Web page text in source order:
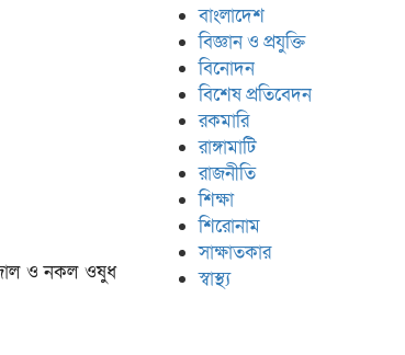
ও নকল ওষুধ
বাংলাদেশ
বিজ্ঞান ও প্রযুক্তি
বিনোদন
বিশেষ প্রতিবেদন
রকমারি
রাঙ্গামাটি
রাজনীতি
শিক্ষা
শিরোনাম
সাক্ষাতকার
স্বাস্থ্য